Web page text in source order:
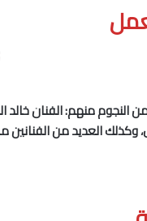
منهم: الفنان خالد
العديد من الفنانين